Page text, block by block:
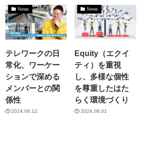
News
テレワークの日
常化、ワーケー
ションで深める
メンバーとの関
係性
2024.06.12
News
Equity（エクイ
ティ）を重視
し、多様な個性
を尊重したはた
らく環境づくり
2024.06.01